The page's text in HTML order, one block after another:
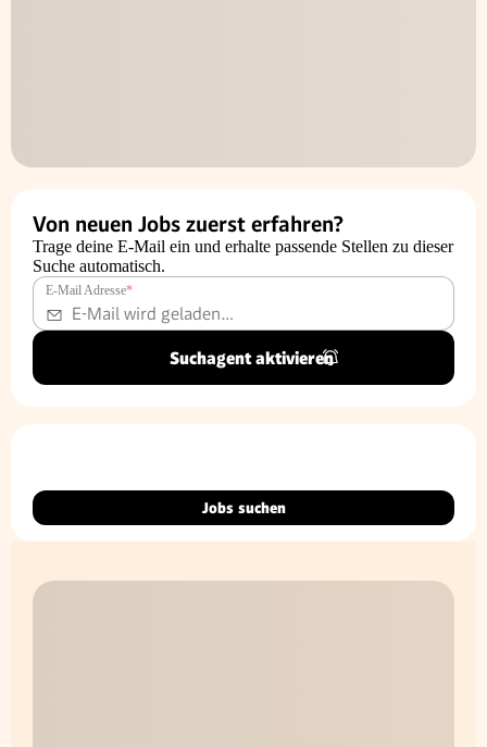
Von neuen Jobs zuerst erfahren?
Trage deine E-Mail ein und erhalte passende Stellen zu dieser
Suche automatisch.
E-Mail Adresse*
Suchagent aktivieren
Jobs suchen